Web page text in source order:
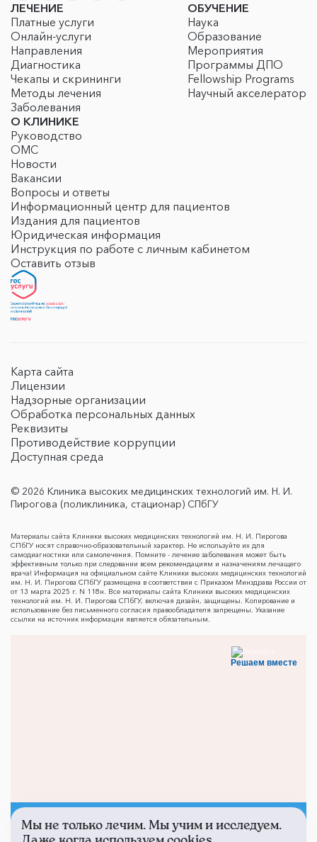
ЛЕЧЕНИЕ
Платные услуги
Онлайн-услуги
Направления
Диагностика
Чекапы и скрининги
Методы лечения
Заболевания
ОБУЧЕНИЕ
Наука
Образование
Мероприятия
Программы ДПО
Fellowship Programs
Научный акселератор
О КЛИНИКЕ
Руководство
ОМС
Новости
Вакансии
Вопросы и ответы
Информационный центр для пациентов
Издания для пациентов
Юридическая информация
Инструкция по работе с личным кабинетом
Оставить отзыв
Карта сайта
Лицензии
Надзорные организации
Обработка персональных данных
Реквизиты
Противодействие коррупции
Доступная среда
© 2026 Клиника высоких медицинских технологий им. Н. И.
Пирогова (поликлиника, стационар) СПбГУ
Материалы сайта Клиники высоких медицинских технологий им. Н. И. Пирогова
СПбГУ носят справочно-образовательный характер. Не используйте их для
самодиагностики или самолечения. Помните - лечение заболевания может быть
эффективным только при следовании всем рекомендациям и назначениям лечащего
врача! Информация на официальном сайте Клиники высоких медицинских технологий
им. Н. И. Пирогова СПбГУ размещена в соответствии с Приказом Минздрава России от
от 13 марта 2025 г. N 118н. Все материалы сайта Клиники высоких медицинских
технологий им. Н. И. Пирогова СПбГУ, включая дизайн, защищены. Копирование и
использование без письменного согласия правообладателя запрещены. Указание
ссылки на источник информации является обязательным.
Решаем вместе
Не смогли записаться к
Мы не только лечим. Мы учим и исследуем.